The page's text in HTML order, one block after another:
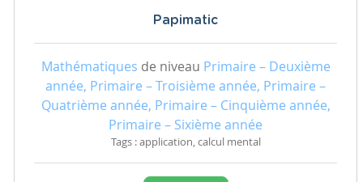
Papimatic
Mathématiques de niveau Primaire – Deuxième
année, Primaire – Troisième année, Primaire –
Quatrième année, Primaire – Cinquième année,
Primaire – Sixième année
Tags : application, calcul mental